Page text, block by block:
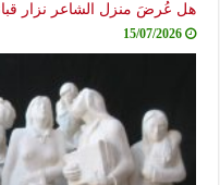
هل عُرضَ منزل الشاعر نزار
15/07/2026